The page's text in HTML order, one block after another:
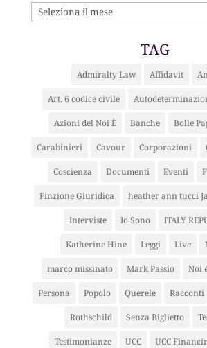
ARCHIVIO
TAG
Admiralty Law Affidavit
Art. 6 codice civile
Azioni del Noi È Banche Bolle
Carabinieri Cavour Corporazioni
Coscienza Documenti Eventi
Finzione Giuridica heather ann tucci
Interviste Io Sono ITALY
Katherine Hine Leggi Live
marco missinato Mark Passio Noi
Persona Popolo Querele Racconti
Rothschild Senza Biglietto
Testimonianze UCC UCC